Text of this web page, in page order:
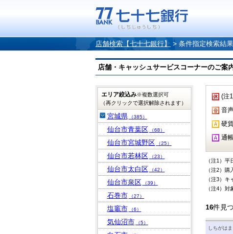
店舗検索【七十七銀行】 > 条件指定検索結果
店舗・キャッシュサービスコーナーのご
(注
音
硬
通
（注1）
（注2）
（注3）
（注4）
16件見
しちがはま
エリア絞込み※複数選択可
（再クリックで選択解除されます）
宮城県 （385）
仙台市青葉区 （68）
仙台市宮城野区 （25）
仙台市若林区 （23）
仙台市太白区 （42）
仙台市泉区 （39）
石巻市 （27）
塩竈市 （6）
気仙沼市 （5）